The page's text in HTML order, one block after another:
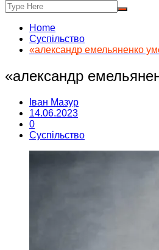
Home
Суспільство
«александр емельяненко
«александр
Іван Мазур
14.06.2023
0
Суспільство